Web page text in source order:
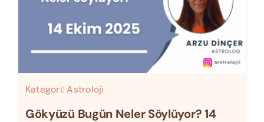
Kategori:Astroloji
Gökyüzü Bugün Neler Söylüyor? 14